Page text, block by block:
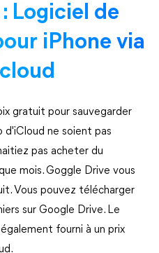
Logiciel de
iPhone via
gratuit pour sauvegarder
d'iCloud ne soient pas
pas acheter du
mois. Goggle Drive vous
Vous pouvez télécharger
sur Google Drive. Le
fourni à un prix